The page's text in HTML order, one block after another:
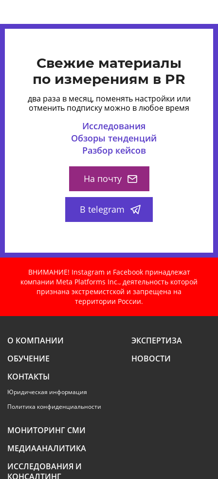
Свежие материалы
по измерениям в PR
два раза в месяц, поменять настройки или
отменить подписку можно в любое время
Исследования
Обзоры тенденций
Разбор кейсов
На почту
В telegram
ВНИМАНИЕ! Instagram и Facebook принадлежат
компании Meta Platforms Inc., деятельность которой
признана экстремистской и запрещена на
территории России.
О КОМПАНИИ
ЭКСПЕРТИЗА
ОБУЧЕНИЕ
НОВОСТИ
КОНТАКТЫ
Юридическая информация
Политика конфиденциальности
МОНИТОРИНГ СМИ
МЕДИААНАЛИТИКА
ИССЛЕДОВАНИЯ И
КОНСАЛТИНГ